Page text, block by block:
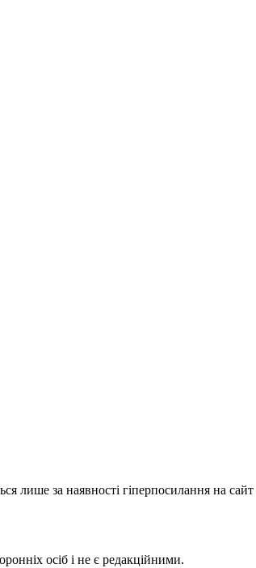
лише за наявності гіперпосилання на сайт
осіб і не є редакційними.